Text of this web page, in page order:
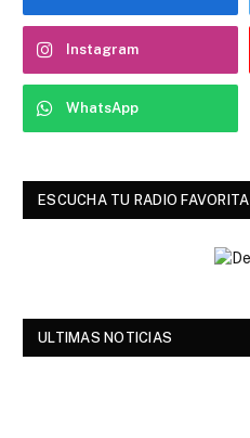
Instagram
WhatsApp
ESCUCHA TU RADIO FAVORITA
ULTIMAS NOTICIAS